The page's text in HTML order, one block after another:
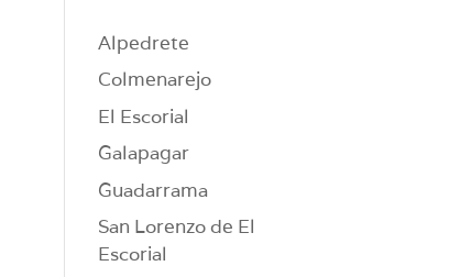
Alpedrete
Colmenarejo
El Escorial
Galapagar
Guadarrama
San Lorenzo de El
Escorial